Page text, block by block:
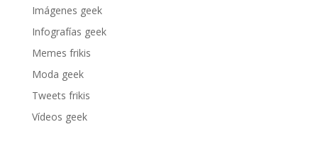
Imágenes geek
Infografías geek
Memes frikis
Moda geek
Tweets frikis
Vídeos geek